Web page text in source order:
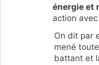
énergie et
action
On dit par
mené
battant et